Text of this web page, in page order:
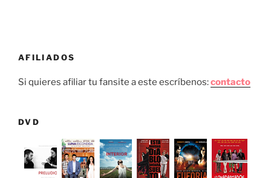
AFILIADOS
Si quieres afiliar tu fansite a este escríbenos:contacto
DVD